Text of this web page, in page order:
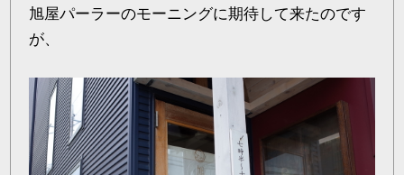
旭屋パーラーのモーニングに期待して来たのです
が、